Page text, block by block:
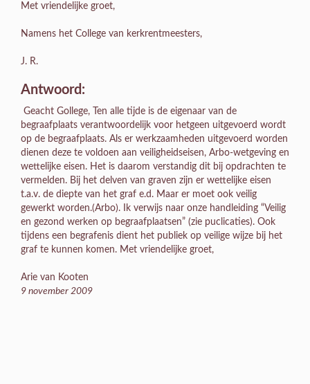
Met vriendelijke groet,
Namens het College van kerkrentmeesters,
J. R.
Antwoord:
Geacht Gollege, Ten alle tijde is de eigenaar van de
begraafplaats verantwoordelijk voor hetgeen uitgevoerd wordt
op de begraafplaats. Als er werkzaamheden uitgevoerd worden
dienen deze te voldoen aan veiligheidseisen, Arbo-wetgeving en
wettelijke eisen. Het is daarom verstandig dit bij opdrachten te
vermelden. Bij het delven van graven zijn er wettelijke eisen
t.a.v. de diepte van het graf e.d. Maar er moet ook veilig
gewerkt worden.(Arbo). Ik verwijs naar onze handleiding “Veilig
en gezond werken op begraafplaatsen” (zie puclicaties). Ook
tijdens een begrafenis dient het publiek op veilige wijze bij het
graf te kunnen komen. Met vriendelijke groet,
Arie van Kooten
9 november 2009